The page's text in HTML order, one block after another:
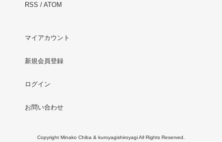
RSS / ATOM
マイアカウント
新規会員登録
ログイン
お問い合わせ
Copyright Minako Chiba & kuroyagishiroyagi All Rights Reserved.